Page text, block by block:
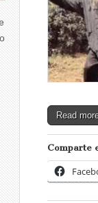
Read
Comparte